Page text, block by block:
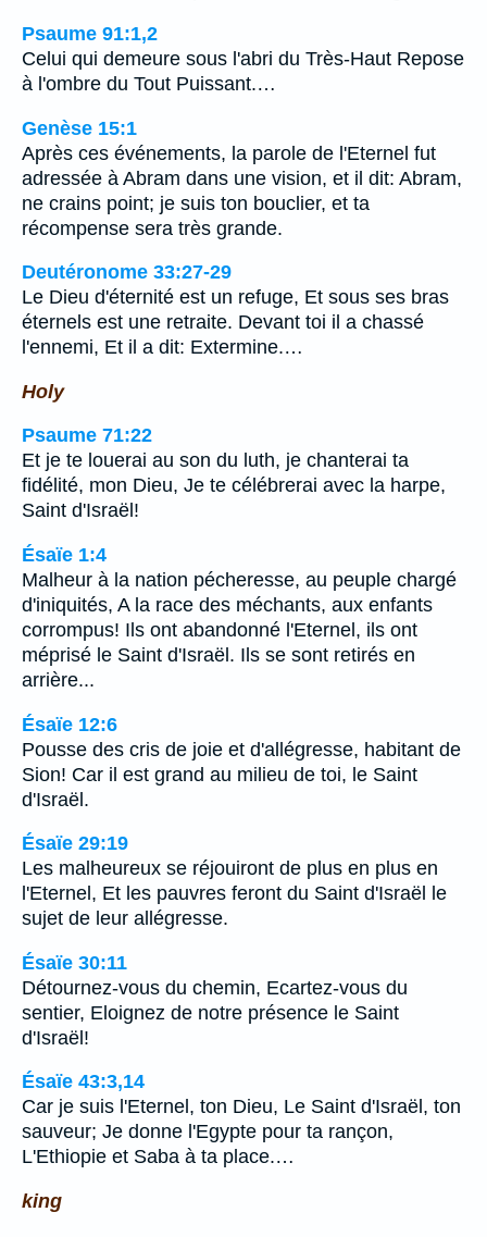
Psaume 91:1,2
Celui qui demeure sous l'abri du Très-Haut Repose
à l'ombre du Tout Puissant.…
Genèse 15:1
Après ces événements, la parole de l'Eternel fut
adressée à Abram dans une vision, et il dit: Abram,
ne crains point; je suis ton bouclier, et ta
récompense sera très grande.
Deutéronome 33:27-29
Le Dieu d'éternité est un refuge, Et sous ses bras
éternels est une retraite. Devant toi il a chassé
l'ennemi, Et il a dit: Extermine.…
Holy
Psaume 71:22
Et je te louerai au son du luth, je chanterai ta
fidélité, mon Dieu, Je te célébrerai avec la harpe,
Saint d'Israël!
Ésaïe 1:4
Malheur à la nation pécheresse, au peuple chargé
d'iniquités, A la race des méchants, aux enfants
corrompus! Ils ont abandonné l'Eternel, ils ont
méprisé le Saint d'Israël. Ils se sont retirés en
arrière...
Ésaïe 12:6
Pousse des cris de joie et d'allégresse, habitant de
Sion! Car il est grand au milieu de toi, le Saint
d'Israël.
Ésaïe 29:19
Les malheureux se réjouiront de plus en plus en
l'Eternel, Et les pauvres feront du Saint d'Israël le
sujet de leur allégresse.
Ésaïe 30:11
Détournez-vous du chemin, Ecartez-vous du
sentier, Eloignez de notre présence le Saint
d'Israël!
Ésaïe 43:3,14
Car je suis l'Eternel, ton Dieu, Le Saint d'Israël, ton
sauveur; Je donne l'Egypte pour ta rançon,
L'Ethiopie et Saba à ta place.…
king